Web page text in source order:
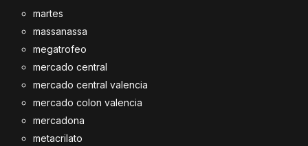
martes
massanassa
megatrofeo
mercado central
mercado central valencia
mercado colon valencia
mercadona
metacrilato